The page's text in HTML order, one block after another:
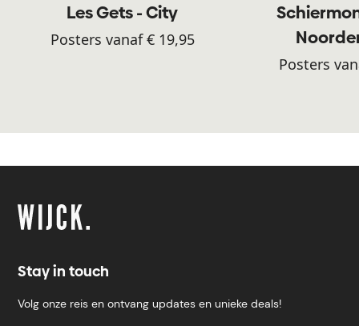
Les Gets - City
Posters vanaf € 19,95
Posters
Stay in touch
Volg onze reis en ontvang updates en unieke deals!